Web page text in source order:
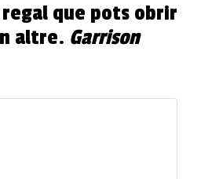
que pots obrir
altre. Garrison